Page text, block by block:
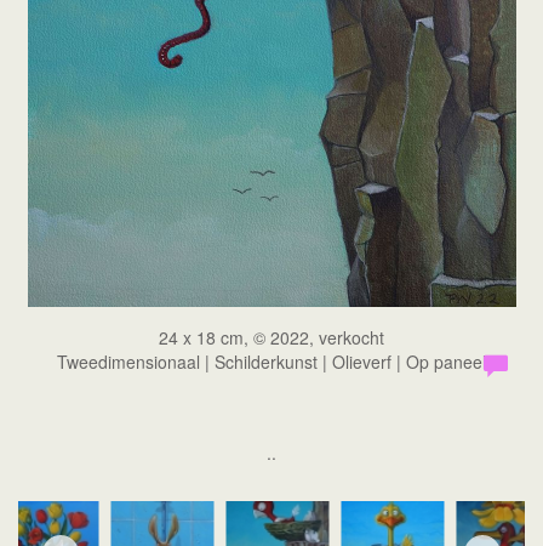
24 x 18 cm, © 2022, verkocht
Tweedimensionaal | Schilderkunst | Olieverf | Op paneel
..